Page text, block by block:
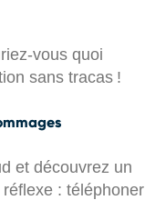
vous quoi
sans tracas !
et découvrez un
: téléphoner